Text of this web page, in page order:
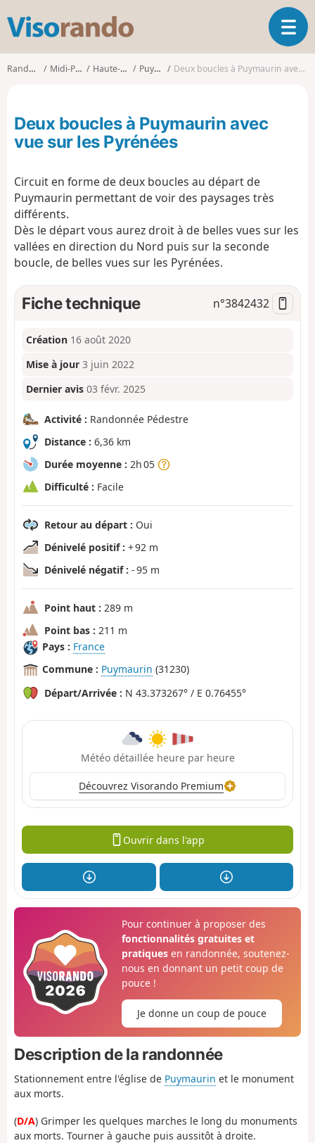
s
o
d
o
O
u
a
n
Randonnées Midi-Pyrénées Haute-Garonne Puymaurin Deux boucles à Puymaurin avec vue sur les Pyrénées
Deux boucles à Puymaurin avec
vue sur les Pyrénées
Circuit en forme de deux boucles au départ de
Puymaurin permettant de voir des paysages très
différents.
Dès le départ vous aurez droit à de belles vues sur les
vallées en direction du Nord puis sur la seconde
boucle, de belles vues sur les Pyrénées.
Fiche technique n°3842432
Création 16 août 2020
Mise à jour 3 juin 2022
Dernier avis 03 févr. 2025
Activité : Randonnée Pédestre
Distance : 6,36 km
Durée moyenne : 2h 05
Difficulté : Facile
Retour au départ : Oui
Dénivelé positif : + 92 m
Dénivelé négatif : - 95 m
Point haut : 289 m
Point bas : 211 m
Pays : France
Commune : Puymaurin (31230)
Départ/Arrivée : N 43.373267° / E 0.76455°
Météo détaillée heure par heure
Découvrez Visorando Premium
Ouvrir dans l'app
Pour continuer à proposer des
fonctionnalités gratuites et
pratiquesen randonnée, soutenez-
nous en donnant un petit coup de
pouce !
Je donne un coup de pouce
Description de la randonnée
Stationnement entre l'église de Puymaurin et le monument
aux morts.
(D/A) Grimper les quelques marches le long du monuments
aux morts. Tourner à gauche puis aussitôt à droite.